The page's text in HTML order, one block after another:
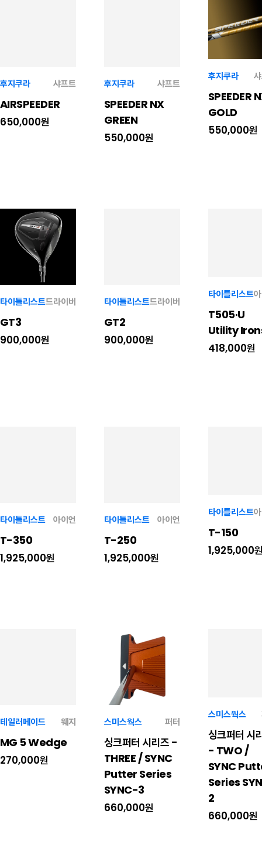
후지쿠라 샤프트
AIRSPEEDER
650,000원
후지쿠라 샤프트
SPEEDER NX
GREEN
550,000원
후지쿠라
SPEEDER
GOLD
550,000원
타이틀리스트드라이버
GT3
900,000원
타이틀리스트드라이버
GT2
900,000원
타이틀리스트
T505·U
Utility
418,000원
타이틀리스트 아이언
T-350
1,925,000원
타이틀리스트 아이언
T-250
1,925,000원
타이틀리스트
T-150
1,925,000
테일러메이드 웨지
MG 5 Wedge
270,000원
스미스웍스 퍼터
싱크퍼터 시리즈 -
THREE / SYNC
Putter Series
SYNC-3
660,000원
스미스웍스
싱크퍼터 시
- TWO /
SYNC
Series
2
660,000원